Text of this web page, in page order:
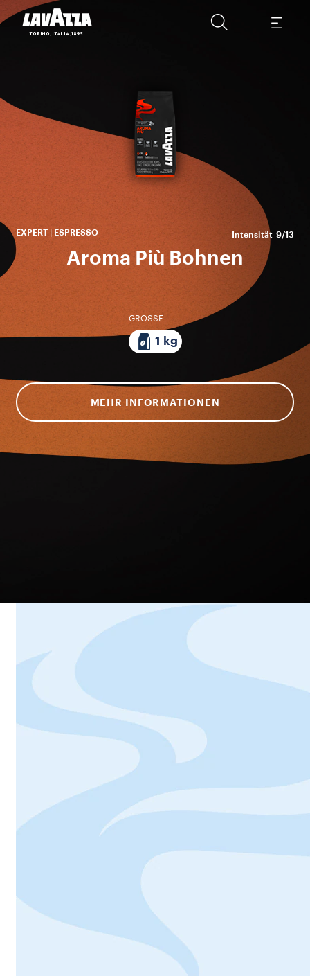
EXPERT | ESPRESSO Intensität 9/13
Aroma Più Bohnen
GRÖSSE
1 kg
MEHR INFORMATIONEN